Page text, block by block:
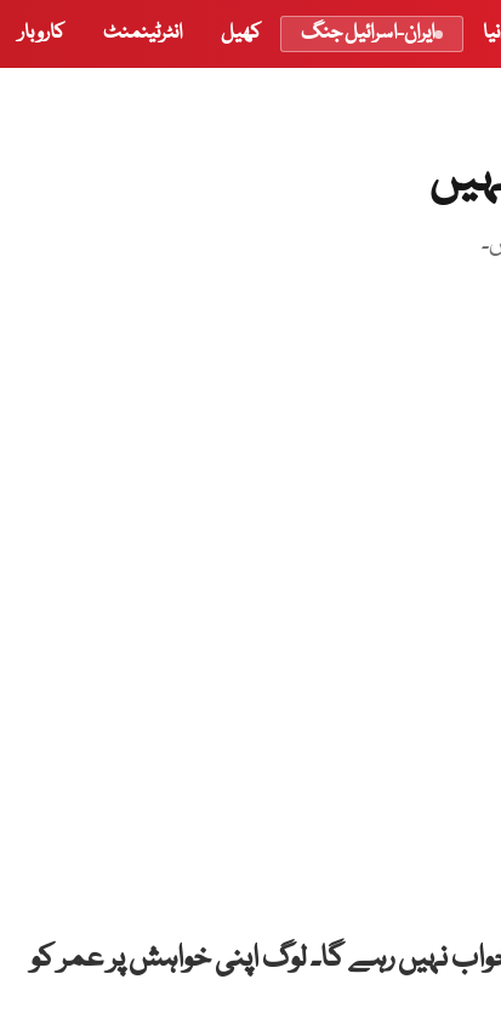
ایران-اسرائیل جنگ کھیل انٹرٹینمنٹ کاروبار
کو 100 سال تک بڑھانا خواب نہیں رہے گا۔ لوگ اپنی خواہش پر عمر کو